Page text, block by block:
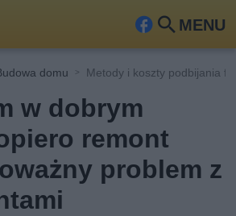
MENU
Fa
ook
Szu
domu Metody i koszty podbijania
w dobrym
remont
problem z